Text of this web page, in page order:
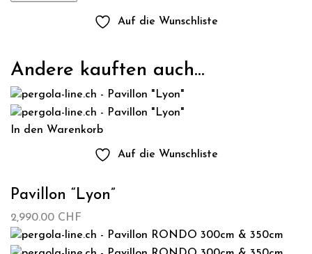
Auf die Wunschliste
Andere kauften auch...
In den Warenkorb
Auf die Wunschliste
Pavillon “Lyon”
2,990.00 CHF